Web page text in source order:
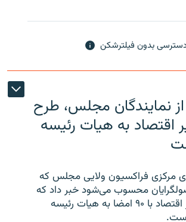
بدون فیلترشکن
نمایندگان مجلس، طرح
اقتصاد به هیات رئیسه
مرکزی فراکسیون ولایی مجلس که
محسوب می‌شود خبر داد که
طرح استیضاح وزیر اقتصاد با ۹۰ امضا به هیات رئیسه